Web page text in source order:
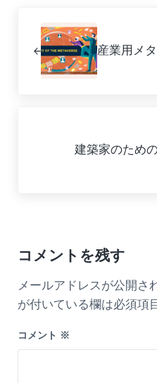
産業用メ
建築家のため
コメントを残す
メールアドレスが公開さ
が付いている欄は必須項
コメント ※